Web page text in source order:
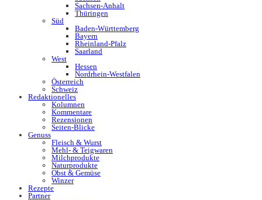
Sachsen-Anhalt
Thüringen
Süd
Baden-Württemberg
Bayern
Rheinland-Pfalz
Saarland
West
Hessen
Nordrhein-Westfalen
Österreich
Schweiz
Redaktionelles
Kolumnen
Kommentare
Rezensionen
Seiten-Blicke
Genuss
Fleisch & Wurst
Mehl- & Teigwaren
Milchprodukte
Naturprodukte
Obst & Gemüse
Winzer
Rezepte
Partner